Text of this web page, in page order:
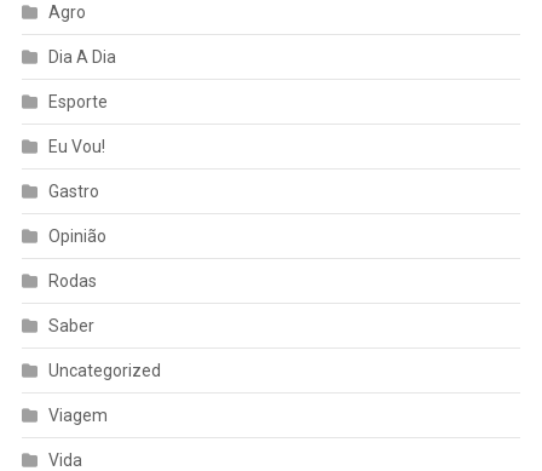
Agro
Dia A Dia
Esporte
Eu Vou!
Gastro
Opinião
Rodas
Saber
Uncategorized
Viagem
Vida